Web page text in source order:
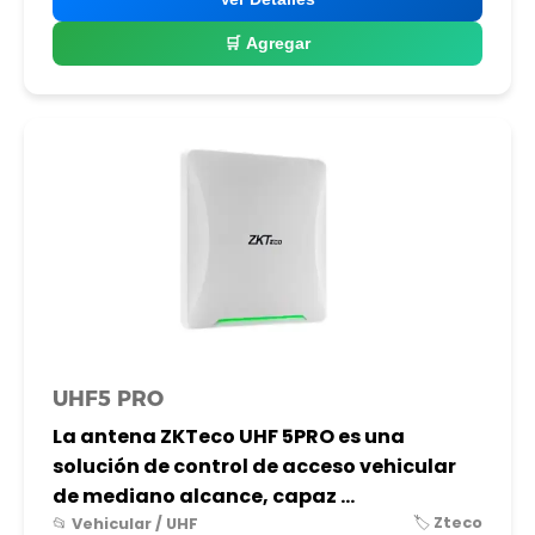
🛒 Agregar
UHF5 PRO
La antena ZKTeco UHF 5PRO es una
solución de control de acceso vehicular
de mediano alcance, capaz ...
📂 Vehicular / UHF 🏷️ Zteco